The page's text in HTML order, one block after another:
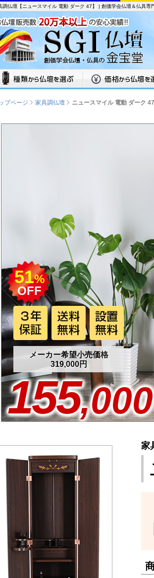
調仏壇【ニュースマイル 電動 ダーク 47】 | 創価学会仏壇＆仏具専
プページ 家具調仏壇 ニュースマイル 電動 ダーク 47
51%
OFF
メーカー希望小売価格
319,000円
155,000
家